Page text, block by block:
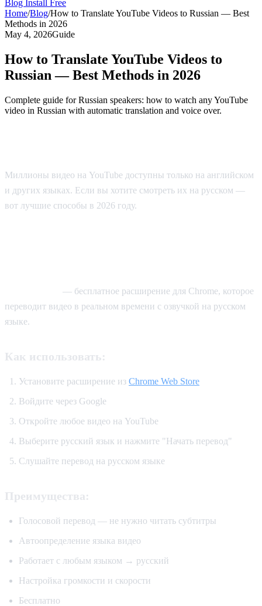
Blog Install Free
Home/Blog/How to Translate YouTube Videos to Russian — Best
Methods in 2026
May 4, 2026Guide
How to Translate YouTube Videos to
Russian — Best Methods in 2026
Complete guide for Russian speakers: how to watch any YouTube
video in Russian with automatic translation and voice over.
Миллионы видео на YouTube доступны только на английском
и других языках. Если вы хотите смотреть их на русском —
вот лучшие способы в 2026 году.
— бесплатное расширение для Chrome, которое
переводит видео в реальном времени с озвучкой на русском
языке.
Как использовать:
Установите расширение из Chrome Web Store
Войдите через Google
Откройте любое видео на YouTube
Выберите русский язык и нажмите "Начать перевод"
Слушайте перевод на русском языке
Преимущества:
Голосовой перевод — не нужно читать субтитры
Автоопределение языка видео
Работает с любым языком → русский
Настройка громкости и скорости
Бесплатно